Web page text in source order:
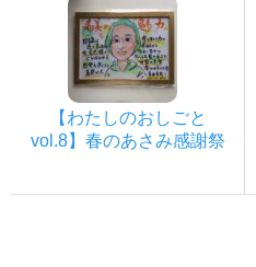
【わたしのおしごと
vol.8】春のあさみ感謝祭